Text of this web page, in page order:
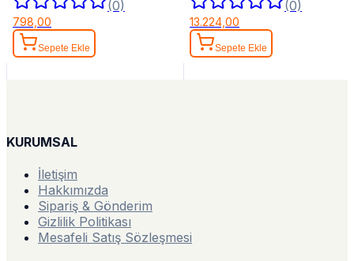
(0)
798,00
Sepete Ekle
(0)
13.224,00
Sepete Ekle
KURUMSAL
İletişim
Hakkımızda
Sipariş & Gönderim
Gizlilik Politikası
Mesafeli Satış Sözleşmesi